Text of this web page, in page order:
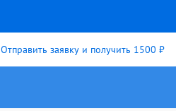
Отправить заявку и получить 1500 ₽